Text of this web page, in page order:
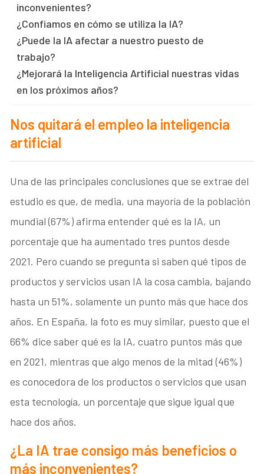
inconvenientes?
¿Confiamos en cómo se utiliza la IA?
¿Puede la IA afectar a nuestro puesto de
trabajo?
¿Mejorará la Inteligencia Artificial nuestras vidas
en los próximos años?
Nos quitará el empleo la inteligencia
artificial
Una de las principales conclusiones que se extrae del
estudio es que, de media, una mayoría de la población
mundial (67%) afirma entender qué es la IA, un
porcentaje que ha aumentado tres puntos desde
2021. Pero cuando se pregunta si saben qué tipos de
productos y servicios usan IA la cosa cambia, bajando
hasta un 51%, solamente un punto más que hace dos
años. En España, la foto es muy similar, puesto que el
66% dice saber qué es la IA, cuatro puntos más que
en 2021, mientras que algo menos de la mitad (46%)
es conocedora de los productos o servicios que usan
esta tecnología, un porcentaje que sigue igual que
hace dos años.
¿La IA trae consigo más beneficios o
más inconvenientes?